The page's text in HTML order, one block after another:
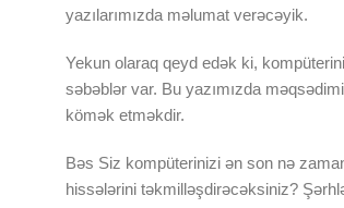
yazılarımızda məlumat verəcəyik.
Yekun olaraq qeyd edək ki,
səbəblər var. Bu yazımızda
kömək etməkdir.
Bəs Siz kompüterinizi ən son nə
hissələrini təkmilləşdirəcəksiniz?